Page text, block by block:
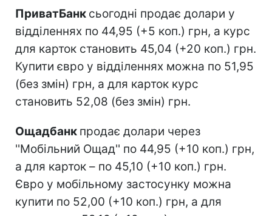
ПриватБанк сьогодні продає долари у
відділеннях по 44,95 (+5 коп.) грн, а курс
для карток становить 45,04 (+20 коп.) грн.
Купити євро у відділеннях можна по 51,95
(без змін) грн, а для карток курс
становить 52,08 (без змін) грн.
Ощадбанк продає долари через
''Мобільний Ощад'' по 44,95 (+10 коп.) грн,
а для карток – по 45,10 (+10 коп.) грн.
Євро у мобільному застосунку можна
купити по 52,00 (+10 коп.) грн, а для